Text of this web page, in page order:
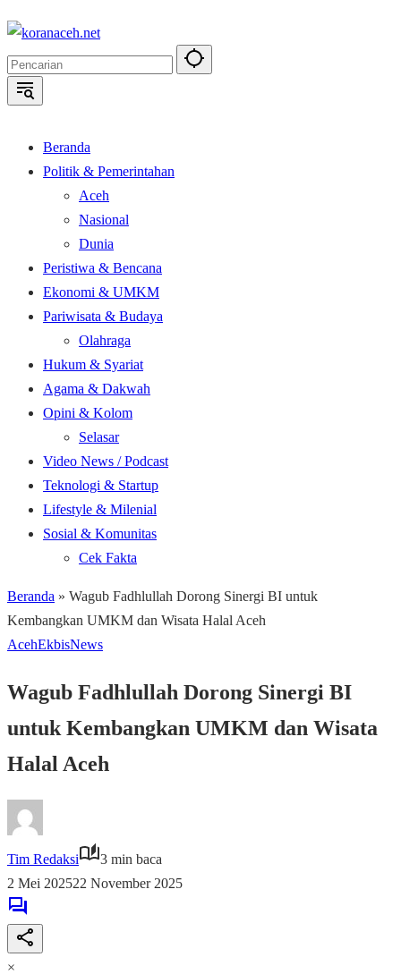
Langsung
konten
Beranda
Politik & Pemerintahan
Aceh
Nasional
Dunia
Peristiwa & Bencana
Ekonomi & UMKM
Pariwisata & Budaya
Olahraga
Hukum & Syariat
Agama & Dakwah
Opini & Kolom
Selasar
Video News / Podcast
Teknologi & Startup
Lifestyle & Milenial
Sosial & Komunitas
Cek Fakta
Beranda » Wagub Fadhlullah Dorong Sinergi BI untuk
Kembangkan UMKM dan Wisata Halal Aceh
AcehEkbisNews
Wagub Fadhlullah Dorong Sinergi BI
untuk Kembangkan UMKM dan Wisata
Halal Aceh
Tim Redaksi
3 min baca
2 Mei 202522 November 2025
×